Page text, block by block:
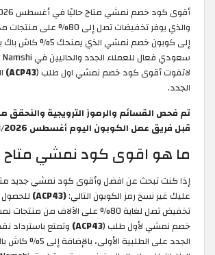
أقوى كود خصم نمشي متاح حاليًا في أغسطس 2026 هو
والذي يوفر تخفيضات تصل إلى 80%
لاتفوت أقوى كود خصم نمشي اول طلب (ACP43)
الجدد.
تم فحص القسائم والرموز الترويجية والنحقق
قبل فريق عمل الكوبون اليوم أغسطس 6/8/2026.
ما هو اقوى كود نمشي متاح
إذا كنت تبحث عن افضل وأقوى كود نمشي جديد
عليك غير نسخ رمز الكوبون التالي:(ACP43)
تخفيض تصل لغاية 80% على الآلاف من
خصم نمشي لأول طلب (ACP43)
الجدد على الطلبية